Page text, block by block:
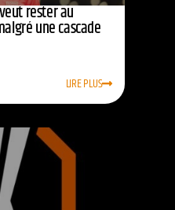
rester au
une cascade
LIRE PLUS